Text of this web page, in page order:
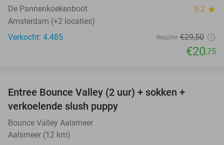
De Pannenkoekenboot 9.2 star
Amsterdam (+2 locaties)
Verkocht: 4.485
Regulier €29,50
€20,75
Entree Bounce Valley (2 uur) + sokken +
verkoelende slush puppy
Bounce Valley Aalsmeer
Aalsmeer (12 km)